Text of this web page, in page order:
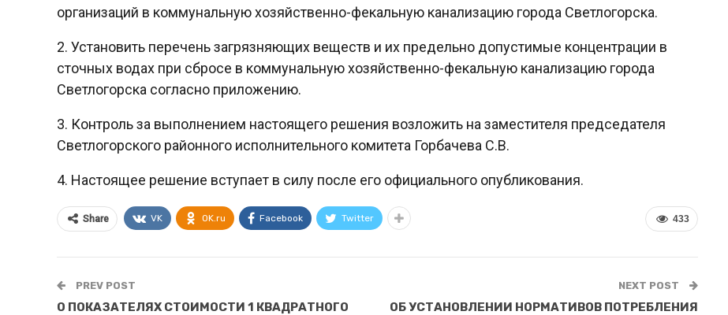
организаций в коммунальную хозяйственно-фекальную канализацию города Светлогорска.
2. Установить перечень загрязняющих веществ и их предельно допустимые концентрации в
сточных водах при сбросе в коммунальную хозяйственно-фекальную канализацию города
Светлогорска согласно приложению.
3. Контроль за выполнением настоящего решения возложить на заместителя председателя
Светлогорского районного исполнительного комитета Горбачева С.В.
4. Настоящее решение вступает в силу после его официального опубликования.
433
Share VK OK.ru Facebook Twitter
PREV POST
О ПОКАЗАТЕЛЯХ СТОИМОСТИ 1 КВАДРАТНОГО
NEXT POST
ОБ УСТАНОВЛЕНИИ НОРМАТИВОВ ПОТРЕБЛЕНИЯ